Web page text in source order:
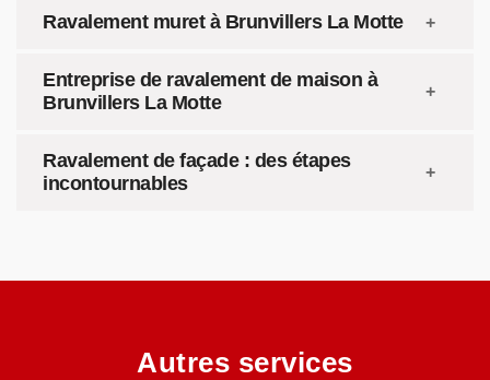
Ravalement muret à Brunvillers La Motte
Entreprise de ravalement de maison à
Brunvillers La Motte
Ravalement de façade : des étapes
incontournables
Autres services